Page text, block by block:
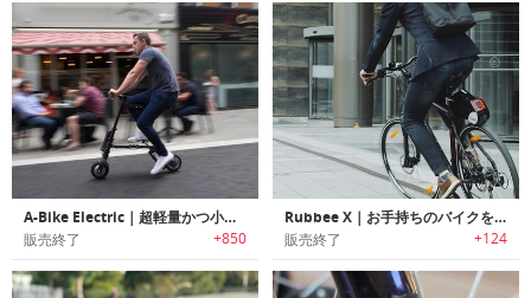
A-Bike Electric｜超軽量かつ小型の電動自転車「エーバイク・エレクトリック」
販売終了 +850
Rubbee X｜お手持ちのバイクを簡単に電動バイクに変身させる「ラビーX」
販売終了 +124